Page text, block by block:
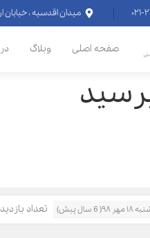
میدان اقدسیه ، خیابان اراج خیابان ۲۲
صفحه اصلی وبلاگ
6 سال پیش) تعداد بازدید: